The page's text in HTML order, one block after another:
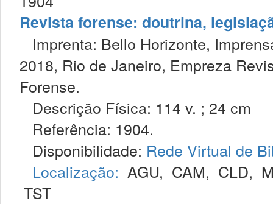
Revista forense: doutrina,
Imprenta: Bello Horizonte,
2018, Rio de Janeiro, Empreza
Forense.
Descrição Física: 114 v. ; 24 cm
Referência: 1904.
Disponibilidade: Rede Virtual de
Localização: AGU, CAM, CLD,
TST